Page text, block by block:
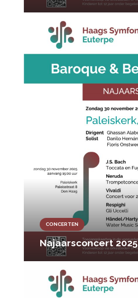
CONCERTEN
Najaarsconcert 2025